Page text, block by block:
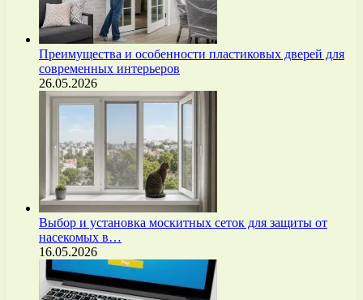
Преимущества и особенности пластиковых дверей для
современных интерьеров
26.05.2026
Выбор и установка москитных сеток для защиты от
насекомых в…
16.05.2026